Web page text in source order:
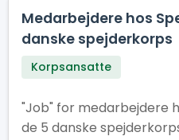
Medarbejdere hos
danske spejderkorps
Korpsansatte
"Job" for medarbejdere
de 5 danske